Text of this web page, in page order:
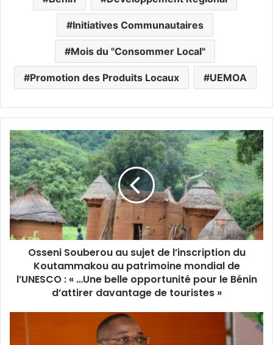
Initiatives Communautaires
Mois du "Consommer Local"
Promotion des Produits Locaux UEMOA
Osseni Souberou au sujet de l’inscription du
Koutammakou au patrimoine mondial de
l’UNESCO : « …Une belle opportunité pour le Bénin
d’attirer davantage de touristes »